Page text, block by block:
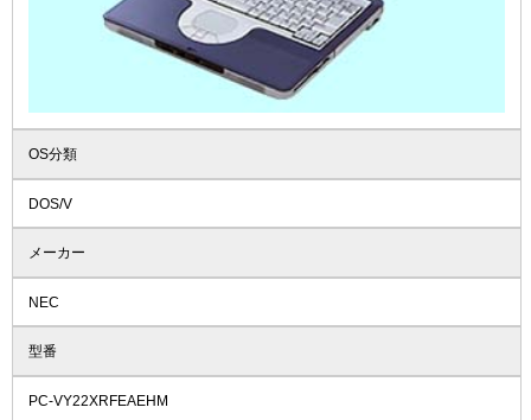
OS分類
DOS/V
メーカー
NEC
型番
PC-VY22XRFEAEHM